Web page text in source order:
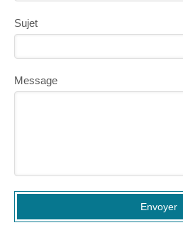
Sujet
Message
Envoyer